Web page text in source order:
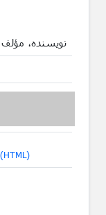
نویسنده،
(HTML)